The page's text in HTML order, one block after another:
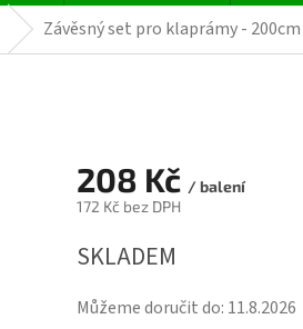
Závěsný set pro klaprámy - 200cm
208 Kč / balení
172 Kč bez DPH
cena:
SKLADEM
Můžeme doručit do: 11.8.2026